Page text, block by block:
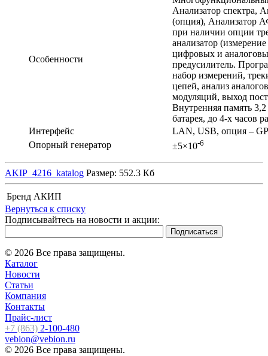
Особенности
Анализатор спектра,
(опция), Анализатор
при наличии опции
анализатор
цифровых и
предусилитель.
набор измерений,
цепей, анализ
модуляций, выход
Внутренняя память
батарея, до 4-х часов
Интерфейс
LAN, USB, опция –
Опорный генератор
±5×10-6
AKIP_4216_katalog Размер: 552.3 Кб
Бренд АКИП
Вернуться к списку
Подписывайтесь на новости и акции:
© 2026 Все права защищены.
Каталог
Новости
Статьи
Компания
Контакты
Прайс-лист
+7 (863) 2-100-480
vebion@vebion.ru
© 2026 Все права защищены.